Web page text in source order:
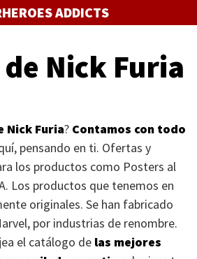
ADDICTS
Nick Furia
Nick Furia? Contamos con todo
pensando en ti. Ofertas y
los productos como Posters al
. Los productos que tenemos en
originales. Se han fabricado
por industrias de renombre.
el catálogo de las mejores